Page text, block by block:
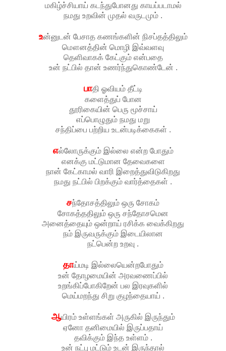
மகிழ்ச்சியாய் கடந்துபோனது காயப்படாமல்
நமது உறவின் முதல் வருடமும் .
உன்னுடன் பேசாத கணங்களின் நிசப்தத்திலும்
மௌனத்தின் மொழி இவ்வளவு
தெளிவாகக் கேட்கும் என்பதை
உன் நட்பில் தான் உணர்ந்துகொண்டேன் .
பாதி ஓவியம் தீட்டி
களைத்துப் போன
தூரிகையின் பெரு மூச்சாய்
எப்பொழுதும் நமது மறு
சந்திப்பை பற்றிய உடன்படிக்கைகள் .
எல்லோருக்கும் இல்லை என்ற போதும்
எனக்கு மட்டுமான தேவைகளை
நான் கேட்காமல் வாரி இறைத்துவிடுகிறது
நமது நட்பில் பிறக்கும் வார்த்தைகள் .
சந்தோசத்திலும் ஒரு சோகம்
சோகத்ததிலும் ஒரு சந்தோசமென
அனைத்தையும் ஒன்றாய் ரசிக்க வைக்கிறது
நம் இருவருக்கும் இடையிலான
நட்பென்ற உறவு .
தாய்மடி இல்லையென்றபோதும்
உன் தோழமையின் அரவணைப்பில்
உறங்கிப்போகிறேன் பல இரவுகளில்
மெய்மறந்து சிறு குழந்தையாய் .
ஆயிரம் உள்ளங்கள் அருகில் இருந்தும்
ஏனோ தனிமையில் இருப்பதாய்
தவிக்கும் இந்த உள்ளம் .
உன் நட்பு மட்டும் உடன் இருந்தால்